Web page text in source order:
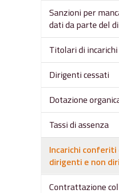
Sanzioni per
dati da parte del
Titolari di
Dirigenti cessati
Dotazione
Tassi di assenza
Incarichi
dirigenti e non
Contrattazione